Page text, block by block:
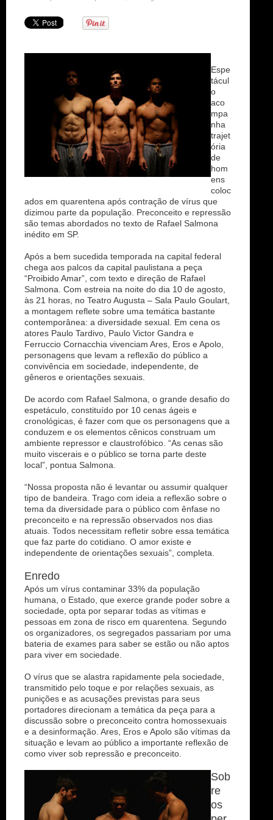
Espe
tácul
o
aco
mpa
nha
trajet
ória
de
hom
ens
coloc
ados em quarentena após contração de vírus que
dizimou parte da população. Preconceito e repressão
são temas abordados no texto de Rafael Salmona
inédito em SP.
Após a bem sucedida temporada na capital federal
chega aos palcos da capital paulistana a peça
“Proibido Amar”, com texto e direção de Rafael
Salmona. Com estreia na noite do dia 10 de agosto,
às 21 horas, no Teatro Augusta – Sala Paulo Goulart,
a montagem reflete sobre uma temática bastante
contemporânea: a diversidade sexual. Em cena os
atores Paulo Tardivo, Paulo Victor Gandra e
Ferruccio Cornacchia vivenciam Ares, Eros e Apolo,
personagens que levam a reflexão do público a
convivência em sociedade, independente, de
gêneros e orientações sexuais.
De acordo com Rafael Salmona, o grande desafio do
espetáculo, constituído por 10 cenas ágeis e
cronológicas, é fazer com que os personagens que a
conduzem e os elementos cênicos construam um
ambiente repressor e claustrofóbico. “As cenas são
muito viscerais e o público se torna parte deste
local”, pontua Salmona.
“Nossa proposta não é levantar ou assumir qualquer
tipo de bandeira. Trago com ideia a reflexão sobre o
tema da diversidade para o público com ênfase no
preconceito e na repressão observados nos dias
atuais. Todos necessitam refletir sobre essa temática
que faz parte do cotidiano. O amor existe e
independente de orientações sexuais”, completa.
Enredo
Após um vírus contaminar 33% da população
humana, o Estado, que exerce grande poder sobre a
sociedade, opta por separar todas as vítimas e
pessoas em zona de risco em quarentena. Segundo
os organizadores, os segregados passariam por uma
bateria de exames para saber se estão ou não aptos
para viver em sociedade.
O vírus que se alastra rapidamente pela sociedade,
transmitido pelo toque e por relações sexuais, as
punições e as acusações previstas para seus
portadores direcionam a temática da peça para a
discussão sobre o preconceito contra homossexuais
e a desinformação. Ares, Eros e Apolo são vítimas da
situação e levam ao público a importante reflexão de
como viver sob repressão e preconceito.
Sob
re
os